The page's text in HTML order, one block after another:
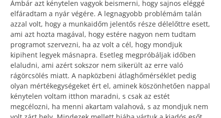
Ámbár azt kénytelen vagyok beismerni, hogy sajnos eléggé
elfáradtam a nyár végére. A legnagyobb problémám talán
azzal volt, hogy a munkaidőm jelentős része délelőttre esett,
ami azt hozta magával, hogy estére nagyon nem tudtam
programot szervezni, ha az volt a cél, hogy mondjuk
kipihent legyek másnapra. Esetleg megpróbáljak időben
elaludni, ami azért sokszor nem sikerült az erre való
rágörcsölés miatt. A napközbeni átlaghőmérséklet pedig
olyan mértékegységeket ért el, aminek köszönhetően nappal
kénytelen voltam itthon maradni, s csak az estét
megcélozni, ha menni akartam valahová, s az mondjuk nem